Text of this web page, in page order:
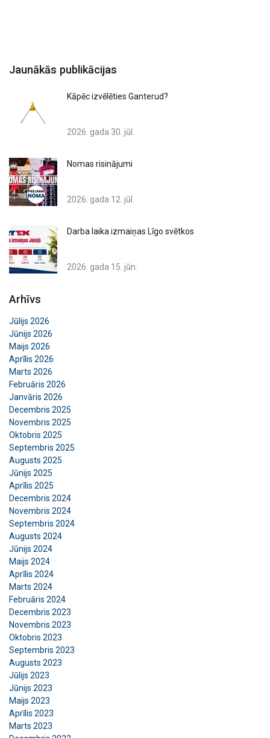
Jaunākās publikācijas
Kāpēc izvēlēties Ganterud?
2026. gada 30. jūl.
Nomas risinājumi
2026. gada 12. jūl.
Darba laika izmaiņas Līgo svētkos
2026. gada 15. jūn.
Arhīvs
Jūlijs 2026
Jūnijs 2026
Maijs 2026
Aprīlis 2026
Marts 2026
Februāris 2026
Janvāris 2026
Decembris 2025
Novembris 2025
Oktobris 2025
Septembris 2025
Augusts 2025
Jūnijs 2025
Aprīlis 2025
Decembris 2024
Novembris 2024
Septembris 2024
Augusts 2024
Jūnijs 2024
Maijs 2024
Aprīlis 2024
Marts 2024
Februāris 2024
Decembris 2023
Novembris 2023
Oktobris 2023
Septembris 2023
Augusts 2023
Jūlijs 2023
Jūnijs 2023
Maijs 2023
Aprīlis 2023
Marts 2023